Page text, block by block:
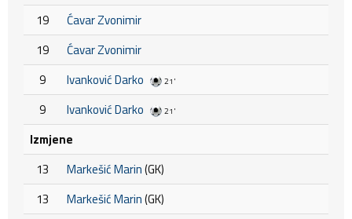
19
Ćavar Zvonimir
19
Ćavar Zvonimir
9
Ivanković Darko 21'
9 Ivanković Darko 21'
Izmjene
13
Markešić Marin(GK)
13
Markešić Marin(GK)